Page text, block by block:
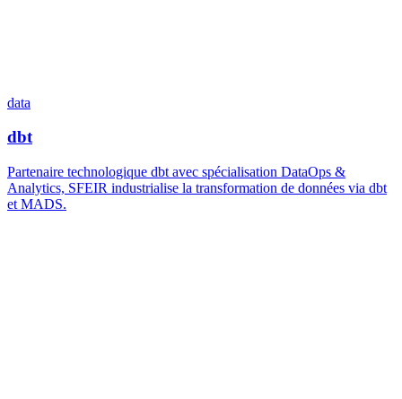
data
dbt
Partenaire technologique dbt avec spécialisation DataOps &
Analytics, SFEIR industrialise la transformation de données via dbt
et MADS.